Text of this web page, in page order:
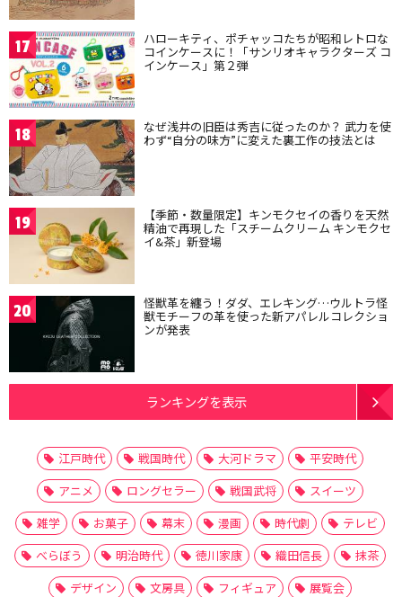
17 ハローキティ、ポチャッコたちが昭和レトロな
コインケースに！「サンリオキャラクターズ コ
インケース」第２弾
18 なぜ浅井の旧臣は秀吉に従ったのか？ 武力を使
わず“自分の味方”に変えた裏工作の技法とは
19 【季節・数量限定】キンモクセイの香りを天然
精油で再現した「スチームクリーム キンモクセ
イ&茶」新登場
20 怪獣革を纏う！ダダ、エレキング…ウルトラ怪
獣モチーフの革を使った新アパレルコレクショ
ンが発表
ランキングを表示
江戸時代 戦国時代 大河ドラマ
平安時代
アニメ
ロングセラー 戦国武将
スイーツ
雑学
お菓子 幕末 漫画 時代劇
テレビ
べらぼう
明治時代 徳川家康 織田信長
抹茶
デザイン
文房具 フィギュア
展覧会